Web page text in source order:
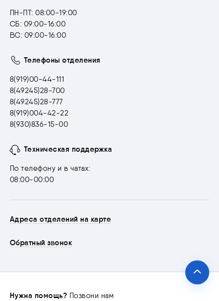
ПН-ПТ: 08:00-19:00
СБ: 09:00-16:00
ВС: 09:00-16:00
Телефоны отделения
8(919)00-44-111
8(49245)28-700
8(49245)28-777
8(919)004-42-22
8(930)836-15-00
Техническая поддержка
По телефону и в чатах:
08:00-00:00
Адреса отделений на карте
Обратный звонок
Нужна помощь? Позвони нам